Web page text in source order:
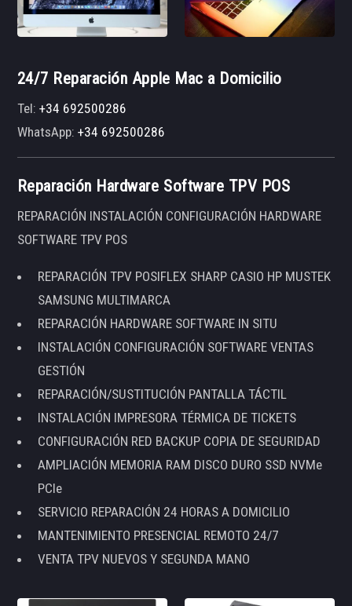
24/7 Reparación Apple Mac a Domicilio
Tel:+34 692500286
WhatsApp:+34 692500286
Reparación Hardware Software TPV POS
REPARACIÓN INSTALACIÓN CONFIGURACIÓN HARDWARE
SOFTWARE TPV POS
REPARACIÓN TPV POSIFLEX SHARP CASIO HP MUSTEK
SAMSUNG MULTIMARCA
REPARACIÓN HARDWARE SOFTWARE IN SITU
INSTALACIÓN CONFIGURACIÓN SOFTWARE VENTAS
GESTIÓN
REPARACIÓN/SUSTITUCIÓN PANTALLA TÁCTIL
INSTALACIÓN IMPRESORA TÉRMICA DE TICKETS
CONFIGURACIÓN RED BACKUP COPIA DE SEGURIDAD
AMPLIACIÓN MEMORIA RAM DISCO DURO SSD NVMe
PCIe
SERVICIO REPARACIÓN 24 HORAS A DOMICILIO
MANTENIMIENTO PRESENCIAL REMOTO 24/7
VENTA TPV NUEVOS Y SEGUNDA MANO